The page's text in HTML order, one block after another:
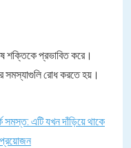
শক্তিকে প্রভাবিত করে।
সমস্যাগুলি রোধ করতে হয়।
এটি যখন দাঁড়িয়ে থাকে
প্রয়োজন